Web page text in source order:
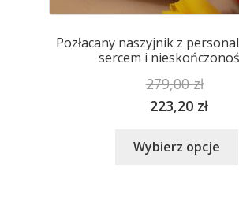
Pozłacany naszyjnik z
sercem i
279,00zł
223,20 zł
Wybierz opcje